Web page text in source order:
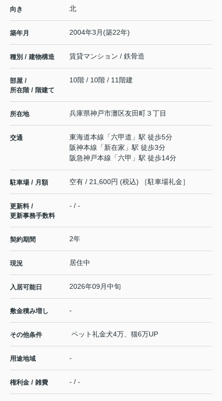
向き 北
築年月 2004年3月(築22年)
種別 / 建物構造 賃貸マンション / 鉄骨造
部屋 /
所在階 / 階建て
10階 / 10階 / 11階建
所在地 兵庫県神戸市灘区友田町３丁目
交通 東海道本線 「六甲道 」駅 徒歩5分
阪神本線 「新在家 」駅 徒歩3分
阪急神戸本線 「六甲 」駅 徒歩14分
駐車場 / 月額 空有 / 21,600円 (税込) ［駐車場礼金］
更新料 /
更新事務手数料
- / -
契約期間 2年
現況 居住中
入居可能日 2026年09月中旬
敷金積み増し -
その他条件 ペット礼金犬4万、猫6万UP
用途地域 -
権利金 / 雑費 - / -